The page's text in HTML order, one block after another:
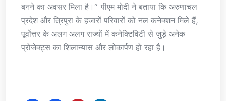
बनने का अवसर मिला है।” पीएम मोदी ने बताया कि अरुणाचल
प्रदेश और त्रिपुरा के हजारों परिवारों को नल कनेक्शन मिले हैं,
पूर्वोत्तर के अलग अलग राज्यों में कनेक्टिविटी से जुड़े अनेक
प्रोजेक्ट्स का शिलान्यास और लोकार्पण हो रहा है।